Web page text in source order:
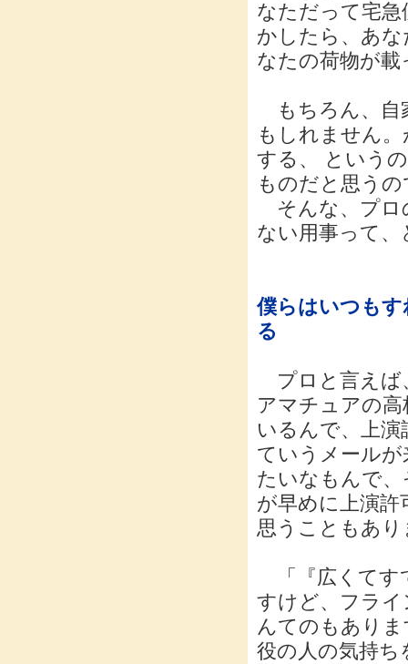
なただって宅
かしたら、あ
なたの荷物が
もちろん、自
もしれません
する、 という
ものだと思う
そんな、プロ
ない用事って
僕らはいつも
る
プロと言えば
アマチュアの
いるんで、上
ていうメール
たいなもんで
が早めに上演
思うこともあ
「『広くてす
すけど、フラ
んてのもあり
役の人の気持